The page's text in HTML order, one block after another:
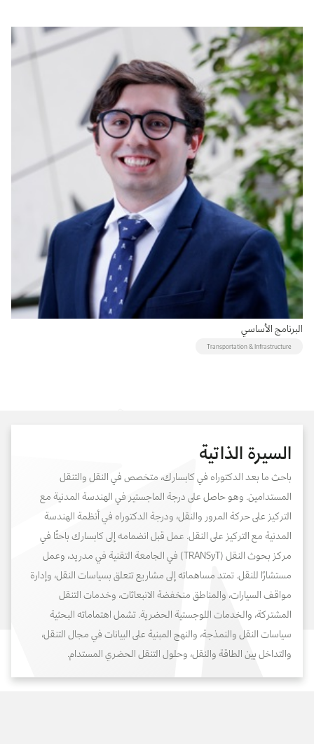
نوفر بيانات موثوقة ودقيقة في مجالي الطاقة والاقتصاد، ونتيحها للجميع.
استعرض الصور لأبرز فعالياتنا الأخيرة ومبادراتنا وشراكاتنا.
يرجى التواصل معنا للاستفسارات العامة، وفرص التعاون، والطلبات الإعلامية.
عن كابسارك
البرنامج الأساسي
Transportation & Infrastructure
السيرة الذاتية
باحث ما بعد الدكتوراه في كابسارك، متخصص في النقل والتنقل
المستدامين. وهو حاصل على درجة الماجستير في الهندسة المدنية مع
التركيز على حركة المرور والنقل، ودرجة الدكتوراه في أنظمة الهندسة
المدنية مع التركيز على النقل. عمل قبل انضمامه إلى كابسارك باحثًا في
مركز بحوث النقل (TRANSyT) في الجامعة التقنية في مدريد، وعمل
مستشارًا للنقل. تمتد مساهماته إلى مشاريع تتعلق بسياسات النقل، وإدارة
مواقف السيارات، والمناطق منخفضة الانبعاثات، وخدمات التنقل
المشتركة، والخدمات اللوجستية الحضرية. تشمل اهتماماته البحثية
سياسات النقل والنمذجة، والنهج المبنية على البيانات في مجال التنقل،
والتداخل بين الطاقة والنقل، وحلول التنقل الحضري المستدام.